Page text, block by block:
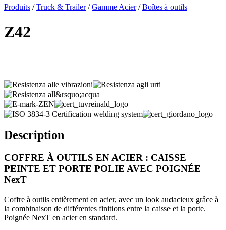
Produits /Truck & Trailer/Gamme Acier/Boîtes à outils
Z42
Description
COFFRE À OUTILS EN ACIER : CAISSE
PEINTE ET PORTE POLIE AVEC POIGNÉE
NexT
Coffre à outils entièrement en acier, avec un look audacieux grâce à
la combinaison de différentes finitions entre la caisse et la porte.
Poignée NexT en acier en standard.